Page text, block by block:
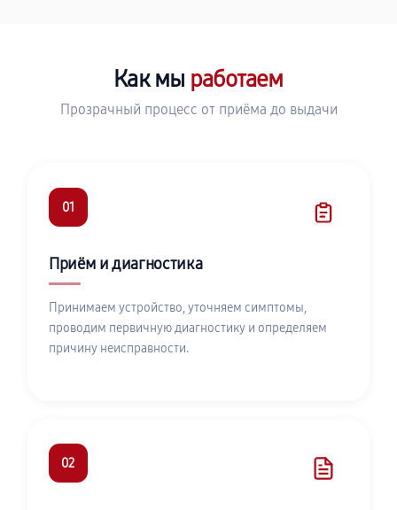
Как мы работаем
Прозрачный процесс от приёма до выдачи
01
Приём и диагностика
Принимаем устройство, уточняем симптомы,
проводим первичную диагностику и определяем
причину неисправности.
02